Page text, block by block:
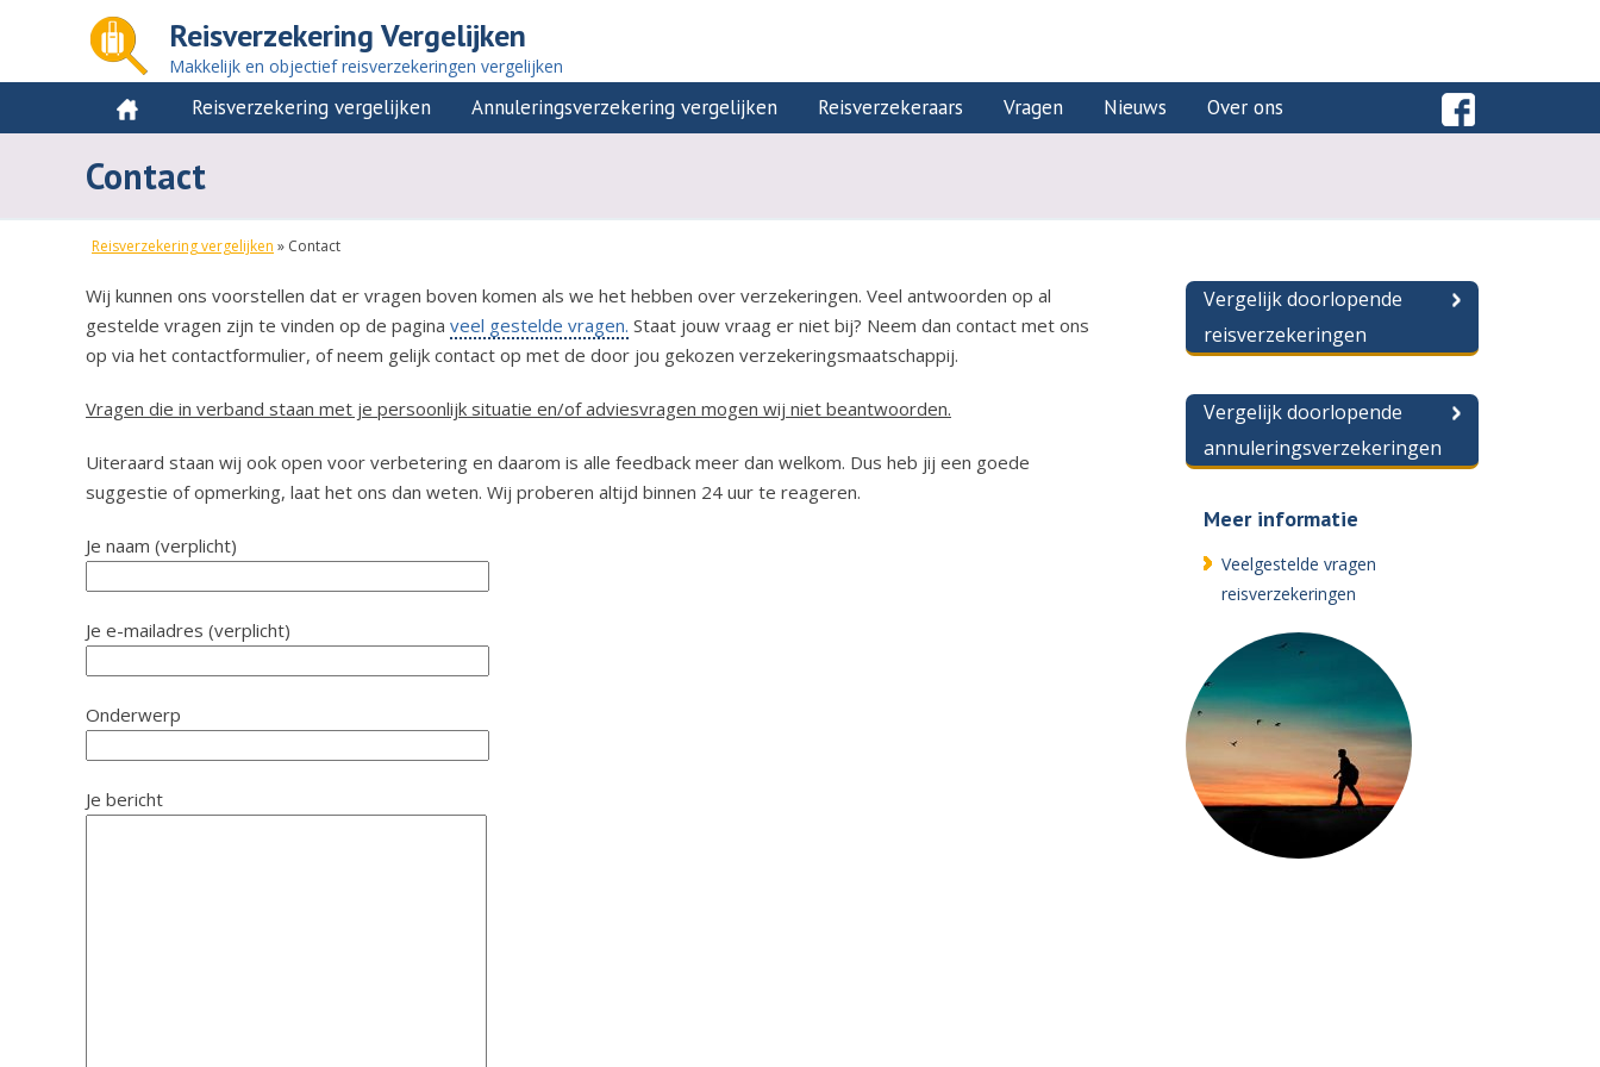
Reisverzekering Vergelijken
Makkelijk en objectief reisverzekeringen vergelijken
Reisverzekering vergelijken Annuleringsverzekering vergelijken Reisverzekeraars Vragen Nieuws Over ons
Contact
Reisverzekering vergelijken » Contact
Wij kunnen ons voorstellen dat er vragen boven komen als we het hebben over verzekeringen. Veel antwoorden op al
gestelde vragen zijn te vinden op de pagina veel gestelde vragen. Staat jouw vraag er niet bij? Neem dan contact met ons
op via het contactformulier, of neem gelijk contact op met de door jou gekozen verzekeringsmaatschappij.
Vragen die in verband staan met je persoonlijk situatie en/of adviesvragen mogen wij niet beantwoorden.
Uiteraard staan wij ook open voor verbetering en daarom is alle feedback meer dan welkom. Dus heb jij een goede
suggestie of opmerking, laat het ons dan weten. Wij proberen altijd binnen 24 uur te reageren.
Je naam (verplicht)
Je e-mailadres (verplicht)
Onderwerp
Je bericht
Vergelijk doorlopende
reisverzekeringen
Vergelijk doorlopende
annuleringsverzekeringen
Meer informatie
Veelgestelde vragen
reisverzekeringen